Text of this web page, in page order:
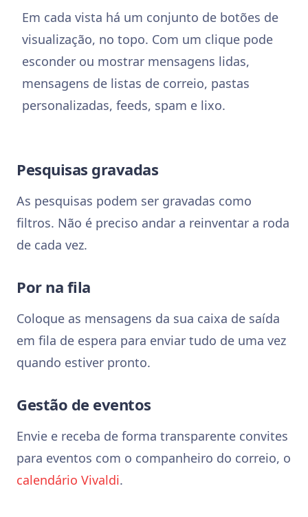
Em cada vista há um conjunto de botões de
visualização, no topo. Com um clique pode
esconder ou mostrar mensagens lidas,
mensagens de listas de correio, pastas
personalizadas, feeds, spam e lixo.
Pesquisas gravadas
As pesquisas podem ser gravadas como
filtros. Não é preciso andar a reinventar a roda
de cada vez.
Por na fila
Coloque as mensagens da sua caixa de saída
em fila de espera para enviar tudo de uma vez
quando estiver pronto.
Gestão de eventos
Envie e receba de forma transparente convites
para eventos com o companheiro do correio, o
calendário Vivaldi.